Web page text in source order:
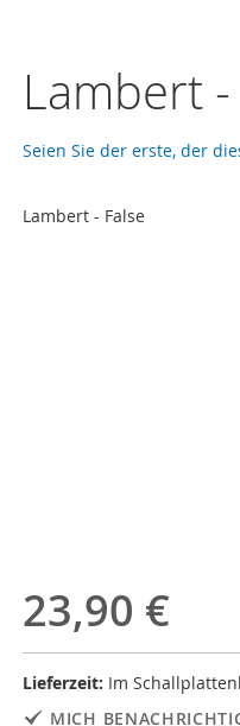
Lambert -
Seien Sie der erste, der
Lambert - False
23,90 €
Lieferzeit: Im
MICH